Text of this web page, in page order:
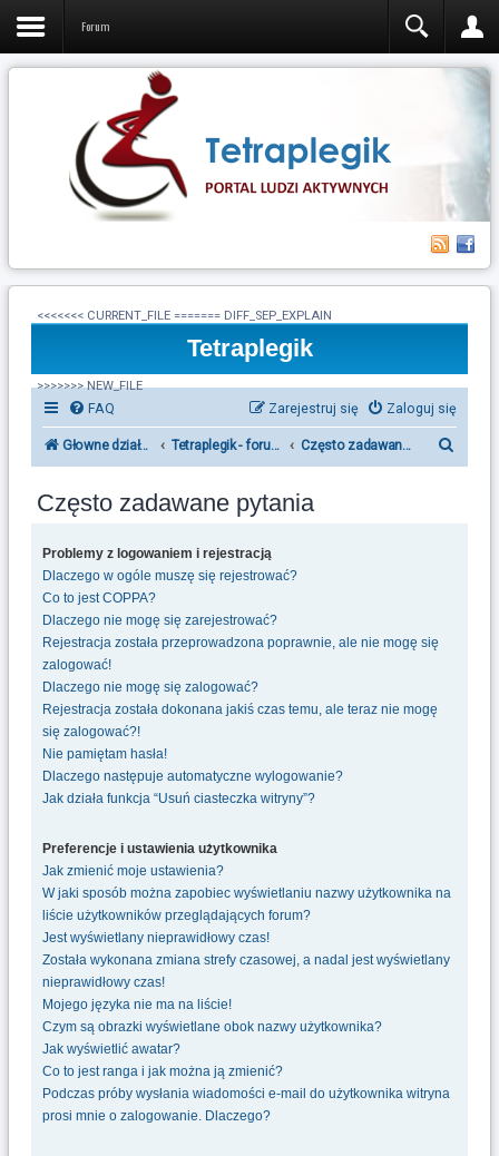
Forum
<<<<<<< CURRENT_FILE ======= DIFF_SEP_EXPLAIN
Tetraplegik
>>>>>>> NEW_FILE
FAQ Zaloguj się
Zarejestruj się
Głowne działy forum TetraplegikTetraplegik - forum ludzi po urazie rdzenia kręgowego
Często zadawane pytania
Często zadawane pytania
Problemy z logowaniem i rejestracją
Dlaczego w ogóle muszę się rejestrować?
Co to jest COPPA?
Dlaczego nie mogę się zarejestrować?
Rejestracja została przeprowadzona poprawnie, ale nie mogę się
zalogować!
Dlaczego nie mogę się zalogować?
Rejestracja została dokonana jakiś czas temu, ale teraz nie mogę
się zalogować?!
Nie pamiętam hasła!
Dlaczego następuje automatyczne wylogowanie?
Jak działa funkcja “Usuń ciasteczka witryny”?
Preferencje i ustawienia użytkownika
Jak zmienić moje ustawienia?
W jaki sposób można zapobiec wyświetlaniu nazwy użytkownika na
liście użytkowników przeglądających forum?
Jest wyświetlany nieprawidłowy czas!
Została wykonana zmiana strefy czasowej, a nadal jest wyświetlany
nieprawidłowy czas!
Mojego języka nie ma na liście!
Czym są obrazki wyświetlane obok nazwy użytkownika?
Jak wyświetlić awatar?
Co to jest ranga i jak można ją zmienić?
Podczas próby wysłania wiadomości e-mail do użytkownika witryna
prosi mnie o zalogowanie. Dlaczego?